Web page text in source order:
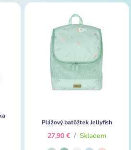
Plážový batôžtek Jellyfish
27,90 € / Skladom